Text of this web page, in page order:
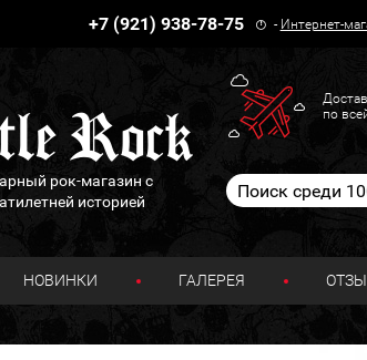
+7 (921) 938-78-75 - Интернет-
рок-магазин с
историей
по
НОВИНКИ ГАЛЕРЕЯ